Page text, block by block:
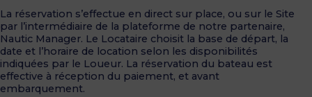
La réservation s’effectue en direct sur place, ou sur le Site
par l’intermédiaire de la plateforme de notre partenaire,
Nautic Manager. Le Locataire choisit la base de départ, la
date et l’horaire de location selon les disponibilités
indiquées par le Loueur. La réservation du bateau est
effective à réception du paiement, et avant
embarquement.